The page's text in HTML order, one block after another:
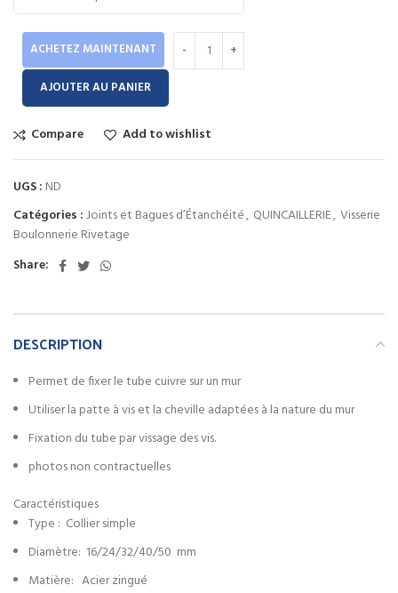
1.62 Dhs
ACHETEZ MAINTENANT
AJOUTER AU PANIER
Compare Add to wishlist
UGS : ND
Catégories :Joints et Bagues d’Étanchéité, QUINCAILLERIE, Visserie
Boulonnerie Rivetage
Share:
DESCRIPTION
Permet de fixer le tube cuivre sur un mur
Utiliser la patte à vis et la cheville adaptées à la nature du mur
Fixation du tube par vissage des vis.
photos non contractuelles
Caractéristiques
Type : Collier simple
Diamètre: 16/24/32/40/50 mm
Matière: Acier zingué